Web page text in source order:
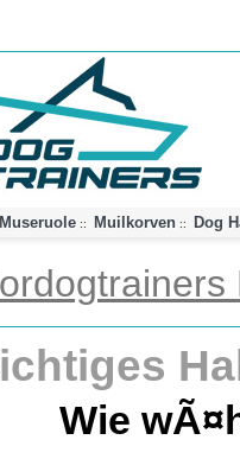
Museruole:: Muilkorven :: Dog
Wie